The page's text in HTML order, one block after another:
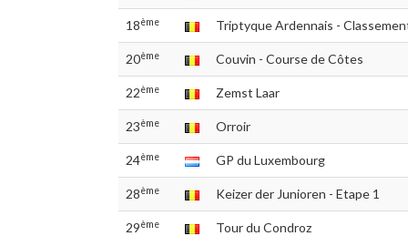
18ème Triptyque Ardennais -
20ème Couvin - Course de Côtes
22ème Zemst Laar
23ème Orroir
24ème GP du Luxembourg
28ème Keizer der Junioren - Etape 1
29ème Tour du Condroz